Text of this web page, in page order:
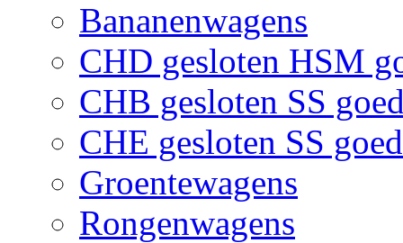
Bananenwagens
CHD gesloten HSM
CHB gesloten SS
CHE gesloten SS
Groentewagens
Rongenwagens